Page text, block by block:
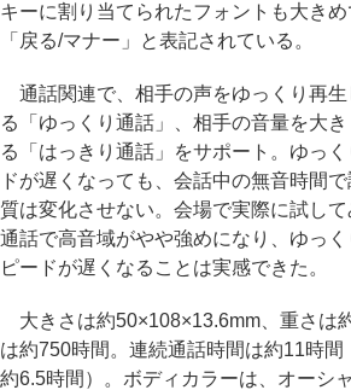
キーに割り当てられたフォントも大き
「戻る/マナー」と表記されている。
通話関連で、相手の声をゆっくり再
る「ゆっくり通話」、相手の音量を大
る「はっきり通話」をサポート。ゆっ
ドが遅くなっても、会話中の無音時間
質は変化させない。会場で実際に試し
通話で高音域がやや強めになり、ゆっ
ピードが遅くなることは実感できた。
大きさは約50×108×13.6mm、重さは
は約750時間。連続通話時間は約11時
約6.5時間）。ボディカラーは、オーシ